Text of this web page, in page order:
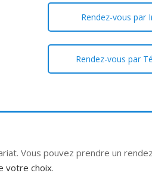
Rendez-vous par
Rendez-vous par
Vous pouvez prendre un
votre choix.